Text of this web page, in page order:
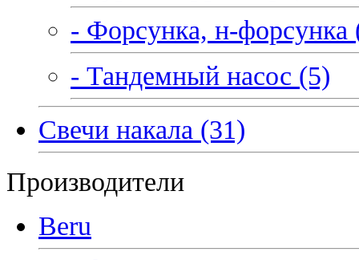
- Форсунка, н-форсунка
- Тандемный насос (5)
Свечи накала (31)
Производители
Beru